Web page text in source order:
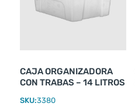
CAJA ORGANIZADORA
CON TRABAS – 14 LITROS
SKU:3380